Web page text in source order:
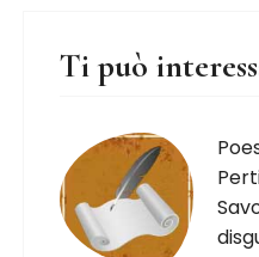
Ti può